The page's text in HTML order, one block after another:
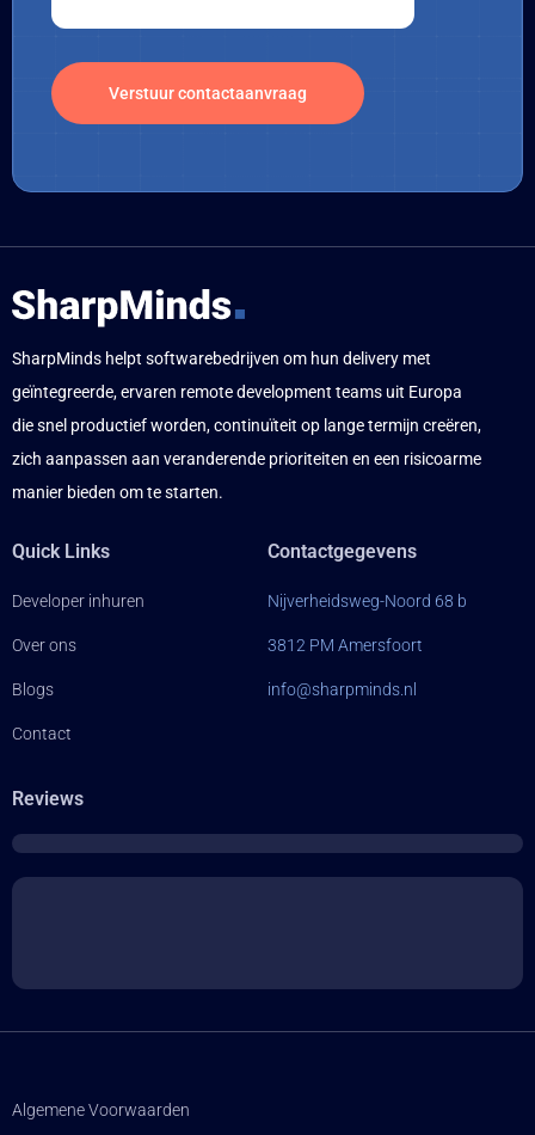
SharpMinds helpt softwarebedrijven om hun delivery met
geïntegreerde, ervaren remote development teams uit Europa
die snel productief worden, continuïteit op lange termijn creëren,
zich aanpassen aan veranderende prioriteiten en een risicoarme
manier bieden om te starten.
Quick Links
Developer inhuren
Over ons
Blogs
Contact
Contactgegevens
Nijverheidsweg-Noord 68 b
3812 PM Amersfoort
info@sharpminds.nl
Reviews
Algemene Voorwaarden